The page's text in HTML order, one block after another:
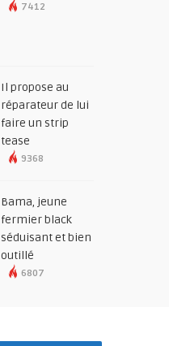
7412
Il propose au
réparateur de lui
faire un strip
tease
9368
Bama, jeune
fermier black
séduisant et bien
outillé
6807